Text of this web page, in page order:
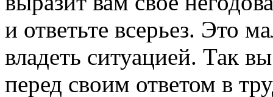
и ответьте всерьез. Это
владеть ситуацией. Так
перед своим ответом в